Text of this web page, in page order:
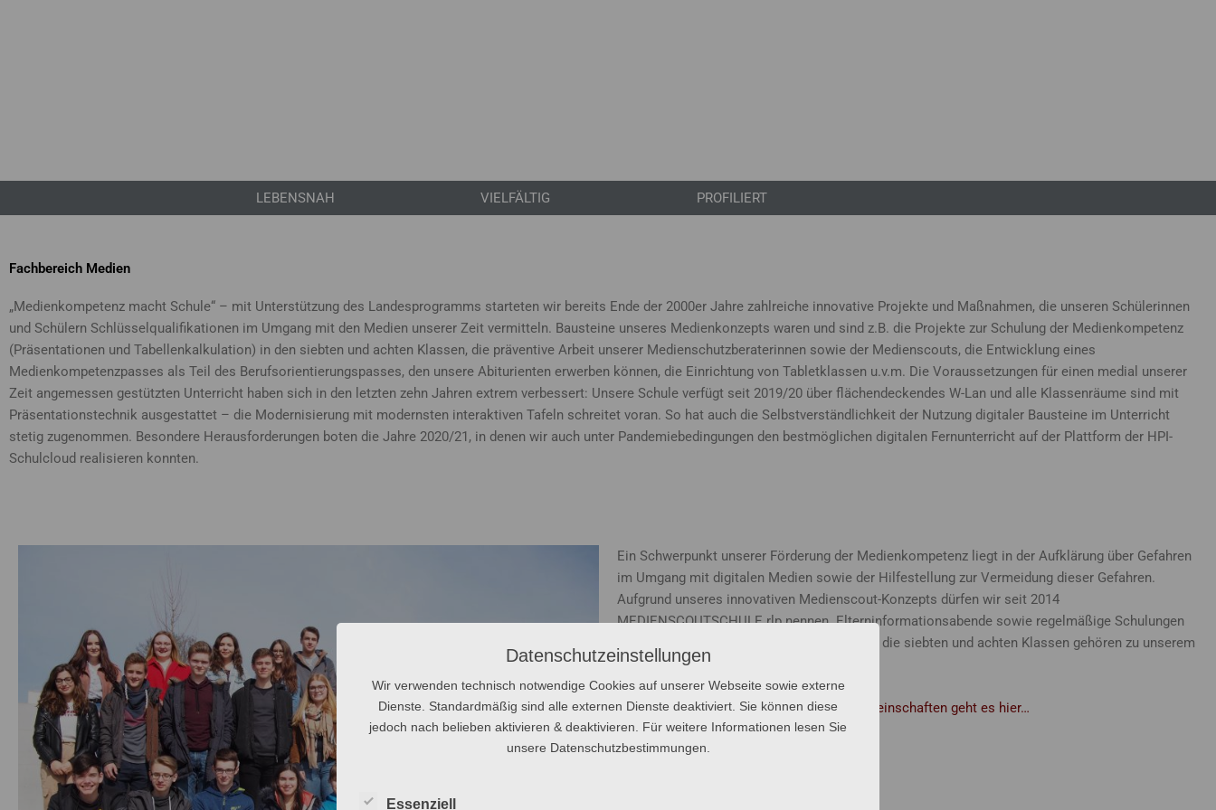
LEBENSNAH VIELFÄLTIG PROFILIERT
Fachbereich Medien
„Medienkompetenz macht Schule“ – mit Unterstützung des Landesprogramms starteten wir bereits Ende der 2000er Jahre zahlreiche innovative Projekte und Maßnahmen, die unseren Schülerinnen
und Schülern Schlüsselqualifikationen im Umgang mit den Medien unserer Zeit vermitteln. Bausteine unseres Medienkonzepts waren und sind z.B. die Projekte zur Schulung der Medienkompetenz
(Präsentationen und Tabellenkalkulation) in den siebten und achten Klassen, die präventive Arbeit unserer Medienschutzberaterinnen sowie der Medienscouts, die Entwicklung eines
Medienkompetenzpasses als Teil des Berufsorientierungspasses, den unsere Abiturienten erwerben können, die Einrichtung von Tabletklassen u.v.m. Die Voraussetzungen für einen medial unserer
Zeit angemessen gestützten Unterricht haben sich in den letzten zehn Jahren extrem verbessert: Unsere Schule verfügt seit 2019/20 über flächendeckendes W-Lan und alle Klassenräume sind mit
Präsentationstechnik ausgestattet – die Modernisierung mit modernsten interaktiven Tafeln schreitet voran. So hat auch die Selbstverständlichkeit der Nutzung digitaler Bausteine im Unterricht
stetig zugenommen. Besondere Herausforderungen boten die Jahre 2020/21, in denen wir auch unter Pandemiebedingungen den bestmöglichen digitalen Fernunterricht auf der Plattform der HPI-
Schulcloud realisieren konnten.
Ein Schwerpunkt unserer Förderung der Medienkompetenz liegt in der Aufklärung über Gefahren
im Umgang mit digitalen Medien sowie der Hilfestellung zur Vermeidung dieser Gefahren.
Aufgrund unseres innovativen Medienscout-Konzepts dürfen wir seit 2014
MEDIENSCOUTSCHULE.rlp nennen. Elterninformationsabende sowie regelmäßige Schulungen
für die Gemeinsame Orientierungsstufe und die siebten und achten Klassen gehören zu unserem
Programm.
Zu den aktuellen Projekten und Arbeitsgemeinschaften geht es hier…
Datenschutzeinstellungen
Wir verwenden technisch notwendige Cookies auf unserer Webseite sowie externe
Dienste. Standardmäßig sind alle externen Dienste deaktiviert. Sie können diese
jedoch nach belieben aktivieren & deaktivieren. Für weitere Informationen lesen Sie
unsere Datenschutzbestimmungen.
Essenziell